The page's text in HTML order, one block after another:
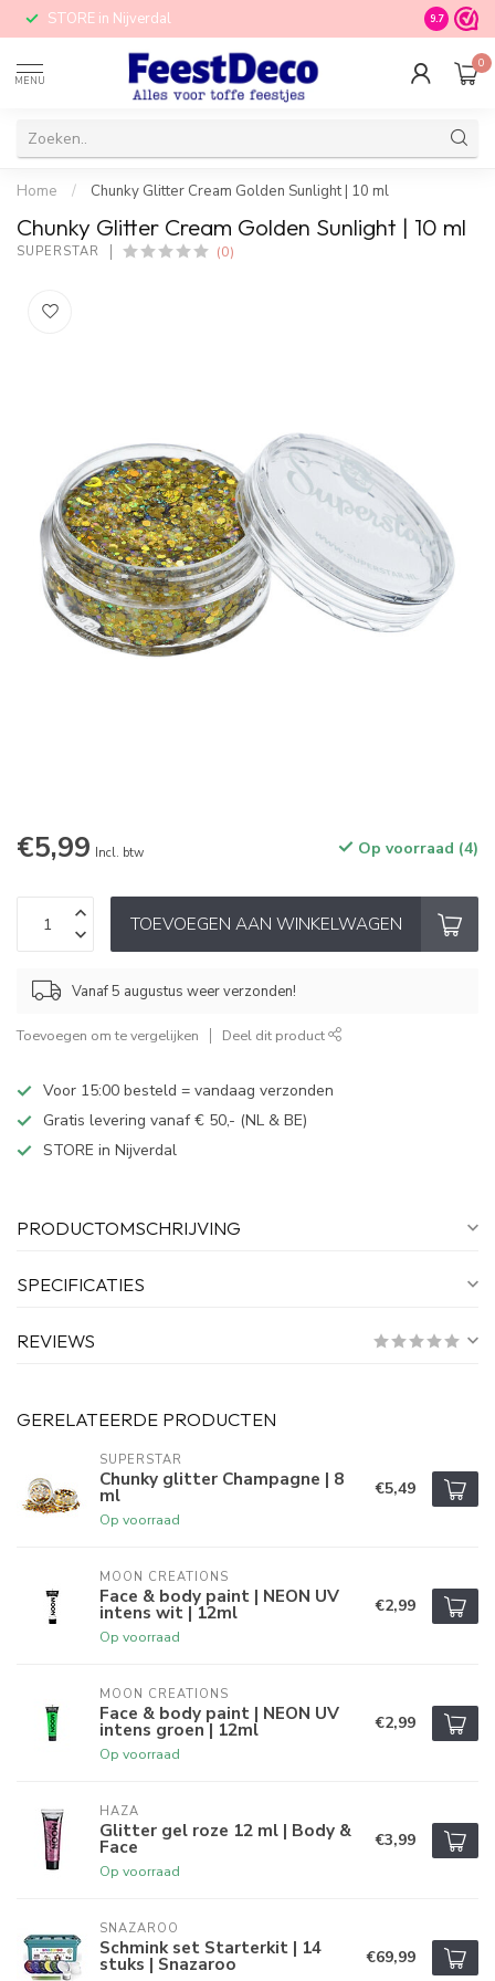
STORE in Nijverdal 9.7
MENU
0
Home / Chunky Glitter Cream Golden Sunlight | 10 ml
Chunky Glitter Cream Golden Sunlight | 10 ml
SUPERSTAR (0)
€5,99 Incl. btw Op voorraad (4)
TOEVOEGEN AAN WINKELWAGEN
Vanaf 5 augustus weer verzonden!
Toevoegen om te vergelijken Deel dit product
Voor 15:00 besteld = vandaag verzonden
Gratis levering vanaf € 50,- (NL & BE)
STORE in Nijverdal
PRODUCTOMSCHRIJVING
SPECIFICATIES
REVIEWS
GERELATEERDE PRODUCTEN
SUPERSTAR
Chunky glitter Champagne | 8
ml
Op voorraad
€5,49
MOON CREATIONS
Face & body paint | NEON UV
intens wit | 12ml
Op voorraad
€2,99
MOON CREATIONS
Face & body paint | NEON UV
intens groen | 12ml
Op voorraad
€2,99
HAZA
Glitter gel roze 12 ml | Body &
Face
Op voorraad
€3,99
SNAZAROO
Schmink set Starterkit | 14
stuks | Snazaroo €69,99